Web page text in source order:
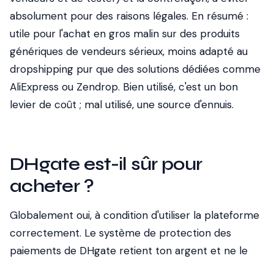
absolument pour des raisons légales. En résumé :
utile pour l'achat en gros malin sur des produits
génériques de vendeurs sérieux, moins adapté au
dropshipping pur que des solutions dédiées comme
AliExpress ou Zendrop. Bien utilisé, c'est un bon
levier de coût ; mal utilisé, une source d'ennuis.
DHgate est-il sûr pour
acheter ?
Globalement oui, à condition d'utiliser la plateforme
correctement. Le système de protection des
paiements de DHgate retient ton argent et ne le